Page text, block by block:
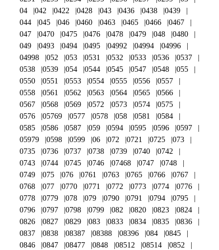
04
042 0422 0428 043 0436 0438
0439
044
045 046 0460 0463 0465 0466
0467
047
0470 0475 0476 0478 0479 048
0480
049
0493 0494 0495 04992 04994
04996
04998
052 053 0531 0532 0533 0536
0537
0538
0539 054 0544 0545 0547 0548
055
0550
0551 0553 0554 0555 0556
0557
0558
0561 0562 0563 0564 0565
0566
0567
0568 0569 0572 0573 0574
0575
0576
05769 0577 0578 058 0581
0584
0585
0586 0587 059 0594 0595 0596
0597
05979
0598 0599 06 072 0721 0725
073
0735
0736 0737 0738 0739 0740
0742
0743
0744 0745 0746 07468 0747
0748
0749
075 076 0761 0763 0765 0766
0767
0768
077 0770 0771 0772 0773 0774
0776
0778
0779 078 079 0790 0791 0794
0795
0796
0797 0798 0799 082 0820 0823
0824
0826
0827 0829 083 0833 0834 0835
0836
0837
0838 08387 08388 08396 084
0845
0846
0847 08477 0848 08512 08514
0852